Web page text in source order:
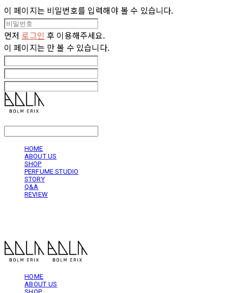
이 페이지는 비밀번호를 입력해야 볼 수 있습니다.
먼저 로그인 후 이용해주세요.
이 페이지는 만 볼 수 있습니다.
HOME
ABOUT US
SHOP
PERFUME STUDIO
STORY
Q&A
REVIEW
HOME
ABOUT US